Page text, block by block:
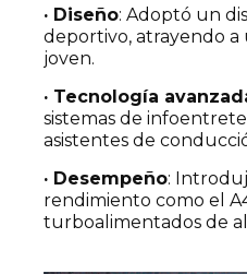
· Diseño: Adoptó un
deportivo, atrayendo a
joven.
· Tecnología
sistemas de
asistentes de
· Desempeño:
rendimiento como el
turboalimentados de